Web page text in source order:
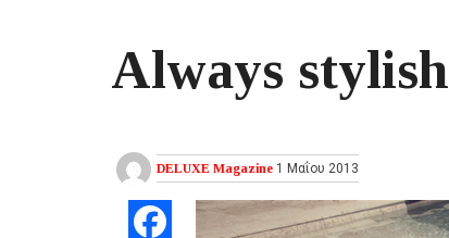
Always stylish
DELUXE Magazine 1 Μαΐου 2013
Facebook